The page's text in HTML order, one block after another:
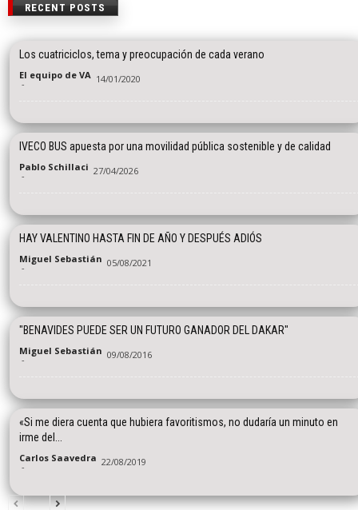
RECENT POSTS
Los cuatriciclos, tema y preocupación de cada verano
El equipo de VA
- 14/01/2020
IVECO BUS apuesta por una movilidad pública sostenible y de calidad
Pablo Schillaci
- 27/04/2026
HAY VALENTINO HASTA FIN DE AÑO Y DESPUÉS ADIÓS
Miguel Sebastián
- 05/08/2021
"BENAVIDES PUEDE SER UN FUTURO GANADOR DEL DAKAR"
Miguel Sebastián
- 09/08/2016
«Si me diera cuenta que hubiera favoritismos, no dudaría un minuto en
irme del...
Carlos Saavedra
- 22/08/2019